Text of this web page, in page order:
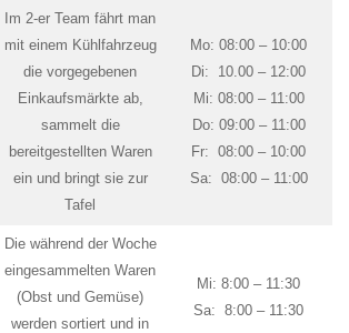
Im 2-er Team fährt man
mit einem Kühlfahrzeug
die vorgegebenen
Einkaufsmärkte ab,
sammelt die
bereitgestellten Waren
ein und bringt sie zur
Tafel
Mo: 08:00 – 10:00
Di: 10.00 – 12:00
Mi: 08:00 – 11:00
Do: 09:00 – 11:00
Fr: 08:00 – 10:00
Sa: 08:00 – 11:00
Die während der Woche
eingesammelten Waren
(Obst und Gemüse)
werden sortiert und in
Mi: 8:00 – 11:30
Sa: 8:00 – 11:30